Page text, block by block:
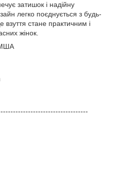
затишок і надійну
легко поєднується з будь-
стане практичним і
жінок.